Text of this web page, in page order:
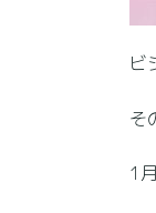
ビ
そ
1